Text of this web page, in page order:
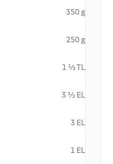
350 g
250 g
1 ½ TL
3 ½ EL
3 EL
1 EL